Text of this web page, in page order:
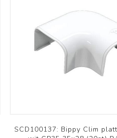
Domestic RAC
Commercieel PAC
SCD100137: Bippy Clim